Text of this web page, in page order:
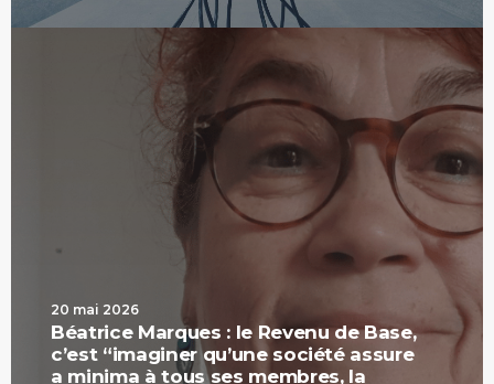
20 mai 2026
Béatrice Marques : le Revenu de Base,
c’est “imaginer qu’une société assure
a minima à tous ses membres, la